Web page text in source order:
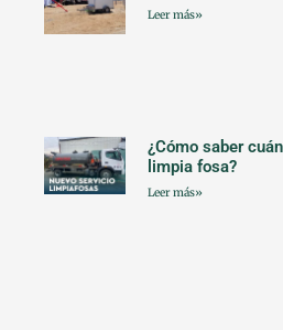
Leer más»
¿Cómo saber
limpia fosa?
Leer más»